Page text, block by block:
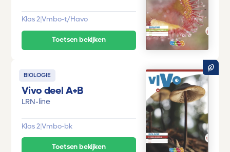
Klas 2|Vmbo-t/Havo
Toetsen bekijken
BIOLOGIE
Vivo deel A+B
LRN-line
Klas 2|Vmbo-bk
Toetsen bekijken